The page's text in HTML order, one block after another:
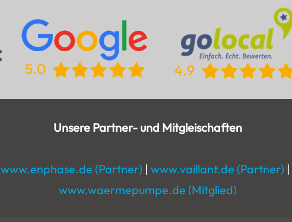
Unsere Partner- und Mitgleischaften
www.enphase.de (Partner) | www.vaillant.de (Partner) |
www.waermepumpe.de (Mitglied)